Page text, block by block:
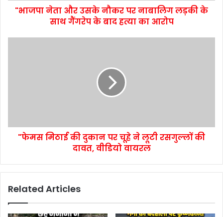
"भाजपा नेता और उसके नौकर पर नाबालिग लड़की के
साथ गैंगरेप के बाद हत्या का आरोप
"फेमस मिठाई की दुकान पर चूहे ने लूटी रसगुल्लों की
दावत, वीडियो वायरल
Related Articles